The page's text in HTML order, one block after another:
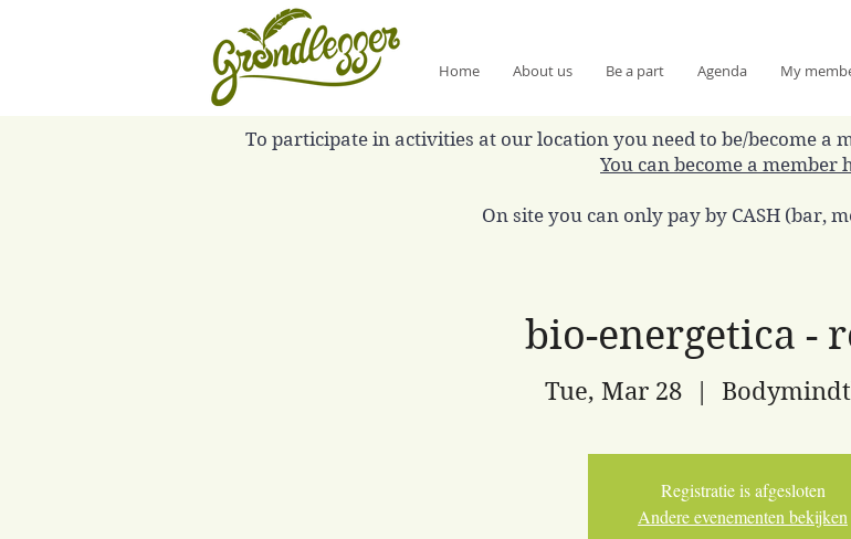
Home About us Be a part Agenda My
To participate in activities at our location you need to be/become a
You can become a member
On site you can only pay by CASH (bar,
bio-energetica -
Tue, Mar 28
  |
Registratie is afgesloten
Andere evenementen bekijken